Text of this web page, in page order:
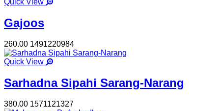
Quick View
Gajoos
260.00 1491220984
Quick View
Sarhadna Sipahi Sarang-Narang
380.00 1571121327